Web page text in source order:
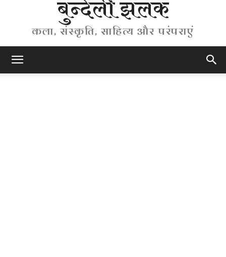
बुन्देली झलक
कला, संस्कृति, साहित्य और परंपराएं